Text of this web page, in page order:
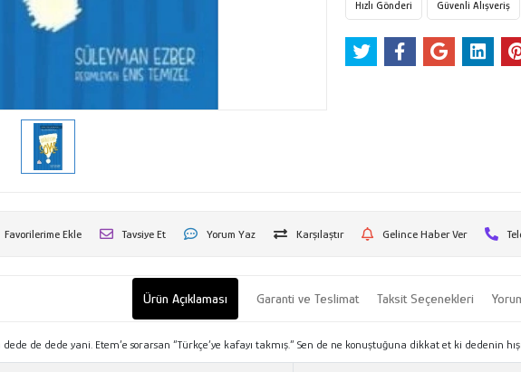
Hızlı Gönderi Güvenli Alışveriş
Favorilerime Ekle Tavsiye Et Yorum Yaz Karşılaştır Gelince Haber Ver
Ürün Açıklaması Garanti ve Teslimat Taksit Seçenekleri
de dede yani. Etem’e sorarsan “Türkçe’ye kafayı takmış.” Sen de ne konuştuğuna dikkat et ki dedenin